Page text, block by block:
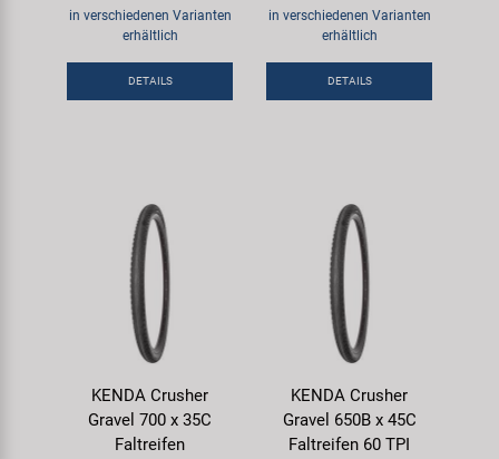
in verschiedenen Varianten
erhältlich
DETAILS
in verschiedenen Varianten
erhältlich
DETAILS
KENDA Crusher
Gravel 700 x 35C
Faltreifen
KENDA Crusher
Gravel 650B x 45C
Faltreifen 60 TPI